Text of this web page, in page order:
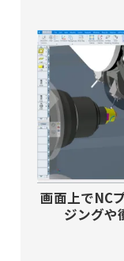
画面上でNC
ジングや